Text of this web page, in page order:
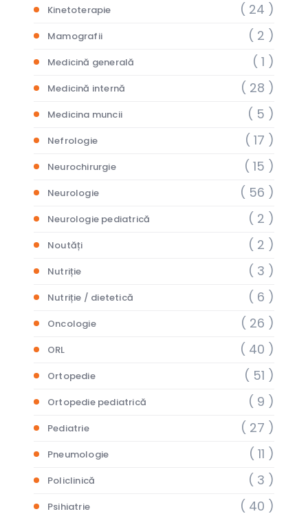
Kinetoterapie ( 24 )
Mamografii ( 2 )
Medicină generală ( 1 )
Medicină internă ( 28 )
Medicina muncii ( 5 )
Nefrologie ( 17 )
Neurochirurgie ( 15 )
Neurologie ( 56 )
Neurologie pediatrică ( 2 )
Noutăți ( 2 )
Nutriție ( 3 )
Nutriție / dietetică ( 6 )
Oncologie ( 26 )
ORL ( 40 )
Ortopedie ( 51 )
Ortopedie pediatrică ( 9 )
Pediatrie ( 27 )
Pneumologie ( 11 )
Policlinică ( 3 )
Psihiatrie ( 40 )